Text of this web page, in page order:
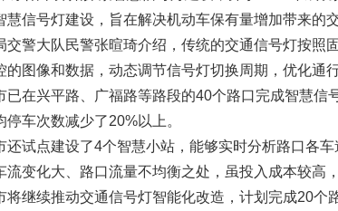
慧信号灯建设，旨在解决机动车保有量增加带来的
交警大队民警张暄琦介绍，传统的交通信号灯按照
的图像和数据，动态调节信号灯切换周期，优化通行
已在兴平路、广福路等路段的40个路口完成智慧
停车次数减少了20%以上。
还试点建设了4个智慧小站，能够实时分析路口各
流变化大、路口流量不均衡之处，虽投入成本较高
将继续推动交通信号灯智能化改造，计划完成20